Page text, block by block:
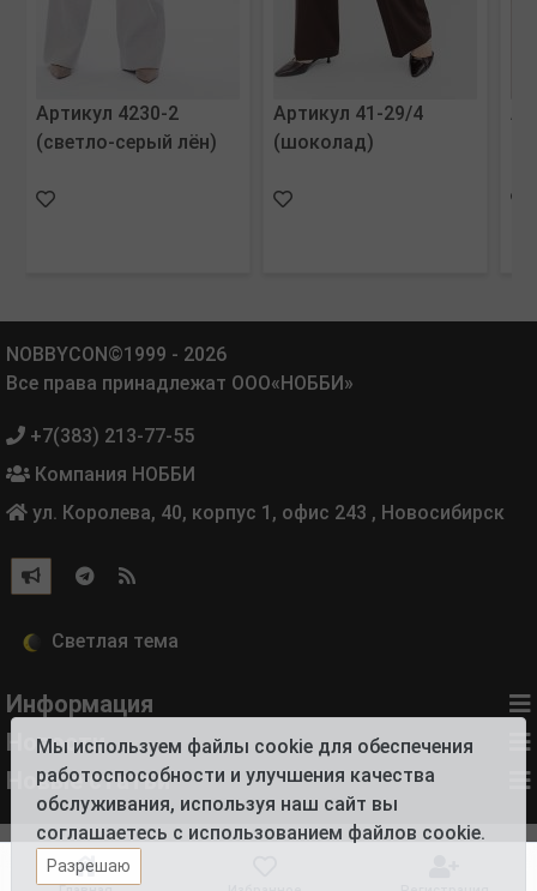
Артикул 4230-2
(светло-серый лён)
Артикул 41-29/4
(шоколад)
NOBBYCON©1999 - 2026
Все права принадлежат ООО«НОББИ»
+7(383) 213-77-55
Компания НОББИ
ул. Королева, 40, корпус 1, офис 243 , Новосибирск
Информация
Новости
Новые статьи
Мы используем файлы cookie для обеспечения
работоспособности и улучшения качества
обслуживания, используя наш сайт вы
соглашаетесь с использованием файлов cookie.
Разрешаю